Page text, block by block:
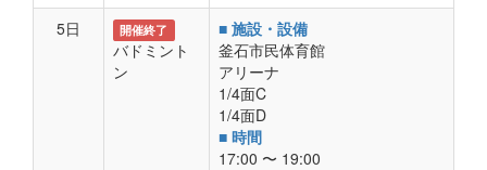
5日
開催終了
バドミント
ン
■ 施設・設備
釜石市民体育館
アリーナ
1/4面C
1/4面D
■ 時間
17:00 〜 19:00